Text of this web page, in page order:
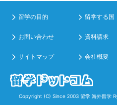
留学の目的 留学する国
お問い合わせ 資料請求
サイトマップ 会社概要
Copyright (C) Since 2003 留学 海外留学